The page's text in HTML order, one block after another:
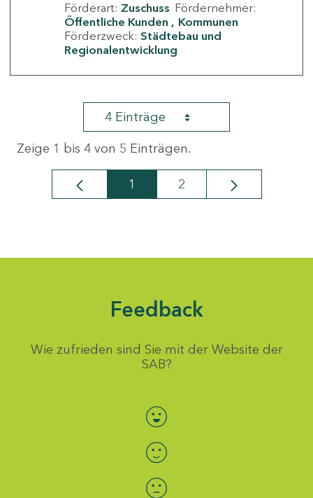
Förderart: Zuschuss Fördernehmer:
Öffentliche Kunden
Kommunen
Förderzweck: Städtebau und
Regionalentwicklung
4 Einträge
Zeige 1 bis 4 von 5 Einträgen.
Seite
1 Seite
2
Feedback
Wie zufrieden sind Sie mit der Website der
SAB?
Bewertung auswählen